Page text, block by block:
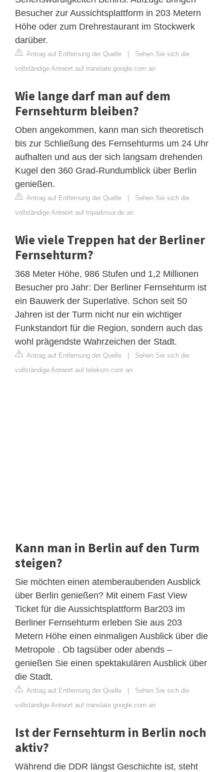
Besucher zur Aussichtsplattform in 203 Metern
Höhe oder zum Drehrestaurant im Stockwerk
darüber.
Antrag auf Entfernung der Quelle | Sehen Sie sich die
vollständige Antwort auf translate.google.com an
Wie lange darf man auf dem
Fernsehturm bleiben?
Oben angekommen, kann man sich theoretisch
bis zur Schließung des Fernsehturms um 24 Uhr
aufhalten und aus der sich langsam drehenden
Kugel den 360 Grad-Rundumblick über Berlin
genießen.
Antrag auf Entfernung der Quelle | Sehen Sie sich die
vollständige Antwort auf tripadvisor.de an
Wie viele Treppen hat der Berliner
Fernsehturm?
368 Meter Höhe, 986 Stufen und 1,2 Millionen
Besucher pro Jahr: Der Berliner Fernsehturm ist
ein Bauwerk der Superlative. Schon seit 50
Jahren ist der Turm nicht nur ein wichtiger
Funkstandort für die Region, sondern auch das
wohl prägendste Wahrzeichen der Stadt.
Antrag auf Entfernung der Quelle | Sehen Sie sich die
vollständige Antwort auf telekom.com an
Kann man in Berlin auf den Turm
steigen?
Sie möchten einen atemberaubenden Ausblick
über Berlin genießen? Mit einem Fast View
Ticket für die Aussichtsplattform Bar203 im
Berliner Fernsehturm erleben Sie aus 203
Metern Höhe einen einmaligen Ausblick über die
Metropole . Ob tagsüber oder abends –
genießen Sie einen spektakulären Ausblick über
die Stadt.
Antrag auf Entfernung der Quelle | Sehen Sie sich die
vollständige Antwort auf translate.google.com an
Ist der Fernsehturm in Berlin noch
aktiv?
Während die DDR längst Geschichte ist, steht